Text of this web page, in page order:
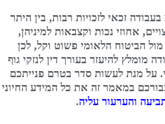
זכאי לזכויות רבות, בין היתר
אחוזי נכות וקצבאות למיניהן,
הביטוח הלאומי פשוט וקל, לכן
מומלץ להיעזר בעורך דין לנזקי גוף
על מנת לעשות סדר בטרם פנייתכם
במאמר זה את כל המידע החיוני
והערעור עליה.